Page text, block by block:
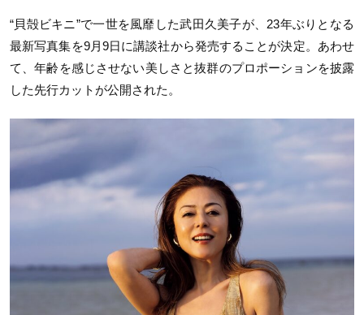
“貝殻ビキニ”で一世を風靡した武田久美子が、 23年ぶりとなる
最新写真集を9月9日に講談社から発売することが決定。あわせ
て、年齢を感じさせない美しさと抜群のプロポーションを披露
した先行カットが公開された。